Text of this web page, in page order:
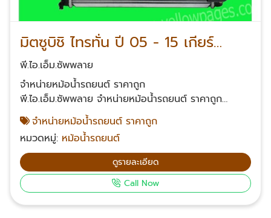
มิตซูบิชิ ไทรทั่น ปี 05 - 15 เกียร์
ธรรมดา
พี.ไอ.เอ็ม.ซัพพลาย
จำหน่ายหม้อน้ำรถยนต์ ราคาถูก
พี.ไอ.เอ็ม.ซัพพลาย จำหน่ายหม้อน้ำรถยนต์ ราคาถูก
จำหน่ายสินค้าคุณภาพ สินค้าที่มีความหนาเป็นพิเศษ แต่ยัง
จำหน่ายให้แก่ลูกค้าในราคาที่จับต้องได้ สินค้าทุกชิ้น รับ
ประกัน 90 วัน สั่งสินค้าได้ทุกวันจัดส่งสินค้าปลายทางทั่ว
ประเทศไทย สอบถามข้อมูลเพิ่มเติมเกี่ยวกับหม้อน้ำรถยนต์
โทรศัพท์ 061-624-2342, 063-232-2361,085-539-
2453, 099-326-4142 Email: suriyonl@yahoo.com
Facebook: พี.ไอ.เอ็ม.ซัพพลาย หม้อน้ำรถยนต์
จำหน่ายหม้อน้ำรถยนต์ ราคาถูก
หมวดหมู่: หม้อน้ำรถยนต์
ดูรายละเอียด
Call Now